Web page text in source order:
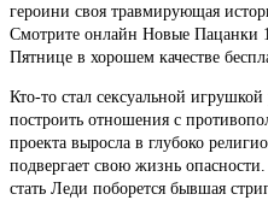
героини своя травмирующая
Смотрите онлайн Новые Пацанки
Пятнице в хорошем качестве
Кто-то стал сексуальной
построить отношения с
проекта выросла в глубоко
подвергает свою жизнь
стать Леди поборется бывшая